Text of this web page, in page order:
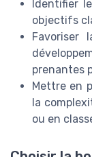
Identifier
objectifs
Favoriser
prenantes
Mettre en
la
ou en